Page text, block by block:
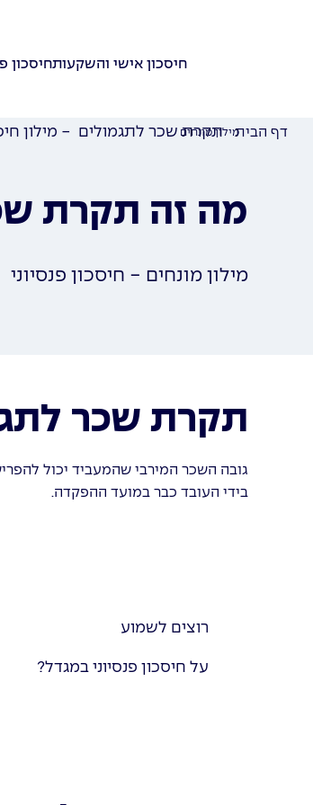
חיסכון אישי והשקעותחיסכון
דף הביתמילון מונחים
תקרת שכר לתגמולים - מילון
מה זה תקרת
מילון מונחים - חיסכון פנסיוני
תקרת שכר
גובה השכר המירבי שהמעביד יכול
בידי העובד כבר במועד ההפקדה.
רוצים לשמוע
על חיסכון פנסיוני במגדל?